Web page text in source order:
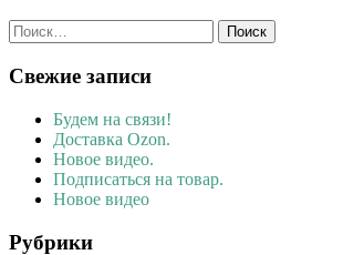
Найти:
Свежие записи
Будем на связи!
Доставка Ozon.
Новое видео.
Подписаться на товар.
Новое видео
Рубрики